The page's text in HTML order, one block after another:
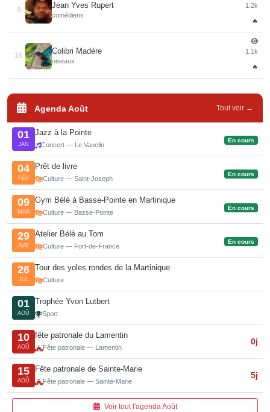
9
Jean Yves Rupert
comédiens
1.2k
🔥
10
Colibri Madére
oiseaux
1.1k
🔥
Agenda Août Tout voir →
01
JAN
Jazz à la Pointe
Concert — Le Vauclin
En cours
04
FÉV
Prêt de livre
Culture — Saint-Joseph
En cours
09
MAR
Gym Bèlè à Basse-Pointe en Martinique
Culture — Basse-Pointe
En cours
29
AVR
Atelier Bélè au Tom
Culture — Fort-de-France
En cours
26
JUL
Tour des yoles rondes de la Martinique
Culture
01
AOÛ
Trophée Yvon Lutbert
Sport
10
AOÛ
fête patronale du Lamentin
Fête patronale — Lamentin
0j
15
AOÛ
Fête patronale de Sainte-Marie
Fête patronale — Sainte-Marie
5j
Voir tout l'agenda Août